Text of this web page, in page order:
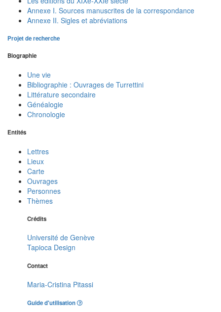
Annexe I. Sources manuscrites de la correspondance
Annexe II. Sigles et abréviations
Projet de recherche
Biographie
Une vie
Bibliographie : Ouvrages de Turrettini
Littérature secondaire
Généalogie
Chronologie
Entités
Lettres
Lieux
Carte
Ouvrages
Personnes
Thèmes
Crédits
Université de Genève
Tapioca Design
Contact
Maria-Cristina Pitassi
Guide d'utilisation